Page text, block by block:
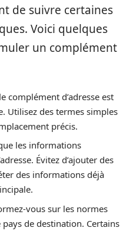
de suivre certaines
Voici quelques
un complément
complément d’adresse est
Utilisez des termes simples
précis.
les informations
Évitez d’ajouter des
des informations déjà
vous sur les normes
de destination. Certains